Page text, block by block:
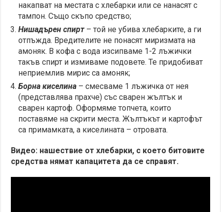
накапват на местата с хлебарки или се нанасят с
тампон. Също скъпо средство;
Нишадърен спирт– той не убива хлебарките, а ги
отпъжда. Вредителите не понасят миризмата на
амоняк. В кофа с вода изсипваме 1-2 лъжички
такъв спирт и измиваме подовете. Те придобиват
неприемлив мирис са амоняк;
Борна киселина – смесваме 1 лъжичка от нея
(представлява прахче) със сварен жълтък и
сварен картоф. Оформяме топчета, които
поставяме на скрити места. Жълтъкът и картофът
са примамката, а киселината – отровата.
Видео: нашествие от хлебарки, с което битовите
средства нямат капацитета да се справят.